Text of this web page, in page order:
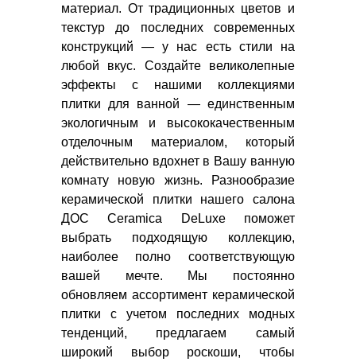
материал. От традиционных цветов и
текстур до последних современных
конструкций — у нас есть стили на
любой вкус. Создайте великолепные
эффекты с нашими коллекциями
плитки для ванной — единственным
экологичным и высококачественным
отделочным материалом, который
действительно вдохнет в Вашу ванную
комнату новую жизнь. Разнообразие
керамической плитки нашего салона
ДОС Ceramica DeLuxe поможет
выбрать подходящую коллекцию,
наиболее полно соответствующую
вашей мечте. Мы постоянно
обновляем ассортимент керамической
плитки с учетом последних модных
тенденций, предлагаем самый
широкий выбор роскоши, чтобы